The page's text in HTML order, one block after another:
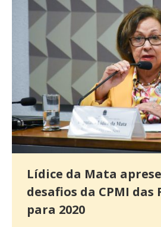
Lídice da Mata
desafios da CPMI das
para 2020